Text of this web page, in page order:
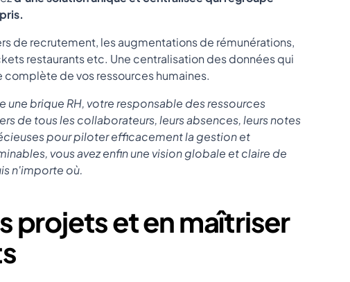
de recrutement, les augmentations de rémunérations,
restaurants etc. Une centralisation des données qui
de vos ressources humaines.
une brique RH, votre responsable des ressources
de tous les collaborateurs, leurs absences, leurs notes
pour piloter efficacement la gestion et
vous avez enfin une vision globale et claire de
n'importe où.
projets et en maîtriser